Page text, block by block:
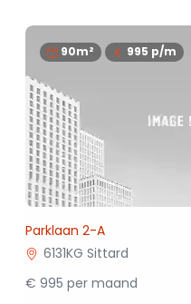
90m² 995 p/m
Parklaan 2-A
6131KG Sittard
€ 995 per maand